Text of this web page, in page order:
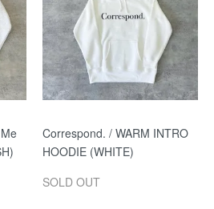
Correspond. / WARM INTRO
HOODIE (WHITE)
SOLD OUT